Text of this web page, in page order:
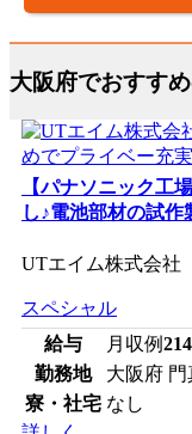
大阪府でおすす
【パナソニック工
し♪電池部材の試作
UTエイム株式会社
スペシャル
給与
月収例
勤務地
大阪府 門
寮・社宅 なし